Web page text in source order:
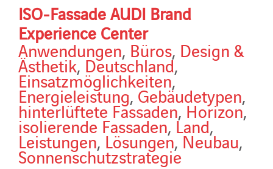
ISO-Fassade AUDI Brand
Experience Center
Anwendungen, Büros, Design &
Ästhetik,Deutschland,
Einsatzmöglichkeiten,
Energieleistung,Gebäudetypen,
hinterlüftete Fassaden,Horizon,
isolierende Fassaden,Land,
Leistungen,Lösungen,Neubau,
Sonnenschutzstrategie